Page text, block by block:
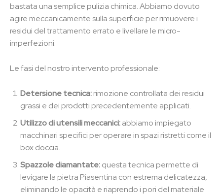
bastata una semplice pulizia chimica. Abbiamo dovuto
agire meccanicamente sulla superficie per rimuovere i
residui del trattamento errato e livellare le micro-
imperfezioni.
Le fasi del nostro intervento professionale:
Detersione tecnica:rimozione controllata dei residui
grassi e dei prodotti precedentemente applicati.
Utilizzo di utensili meccanici:abbiamo impiegato
macchinari specifici per operare in spazi ristretti come il
box doccia.
Spazzole diamantate:questa tecnica permette di
levigare la pietra Piasentina con estrema delicatezza,
eliminando le opacità e riaprendo i pori del materiale